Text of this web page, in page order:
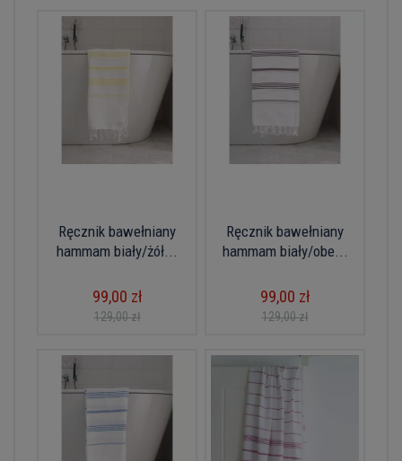
Ręcznik bawełniany
hammam biały/żół...
99,00 zł
129,00 zł
Ręcznik bawełniany
hammam biały/obe...
99,00 zł
129,00 zł